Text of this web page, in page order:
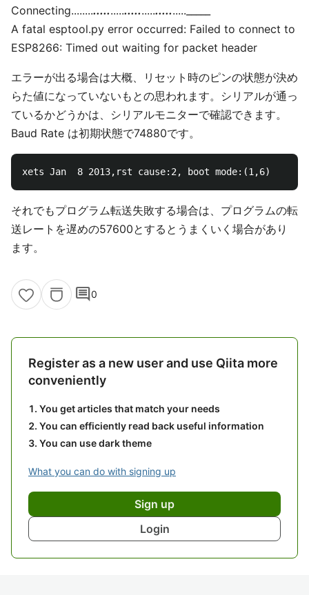
Connecting......................................_____
A fatal esptool.py error occurred: Failed to connect to
ESP8266: Timed out waiting for packet header
エラーが出る場合は大概、リセット時のピンの状態が決め
らた値になっていないもとの思われます。シリアルが通っ
ているかどうかは、シリアルモニターで確認できます。
Baud Rate は初期状態で74880です。
それでもプログラム転送失敗する場合は、プログラムの転
送レートを遅めの57600とするとうまくいく場合があり
ます。
comment0
Register as a new user and use Qiita more
conveniently
You get articles that match your needs
You can efficiently read back useful information
You can use dark theme
What you can do with signing up
Sign up
Login